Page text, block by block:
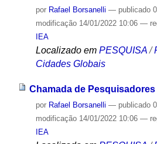
por Rafael Borsanelli — publicado
modificação14/01/2022 10:06 —
IEA
Localizado em PESQUISA /
Cidades Globais
Chamada de Pesquisadores
por Rafael Borsanelli — publicado
modificação14/01/2022 10:06 —
IEA